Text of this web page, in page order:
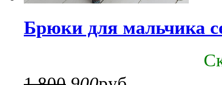
Брюки для мальчика